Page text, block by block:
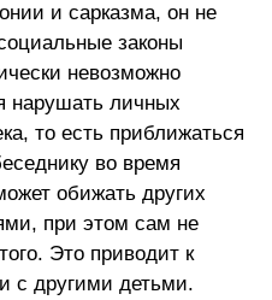
и сарказма, он не
законы
невозможно
нарушать личных
то есть приближаться
во время
обижать других
при этом сам не
Это приводит к
с другими детьми.